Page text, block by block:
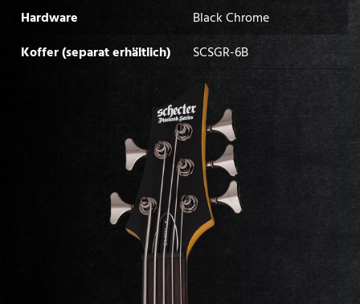
Hardware
Black Chrome
Koffer (separat erhältlich)
SCSGR-6B